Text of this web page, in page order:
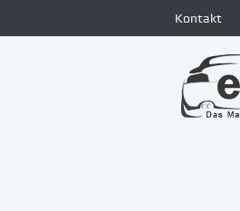
Kontakt